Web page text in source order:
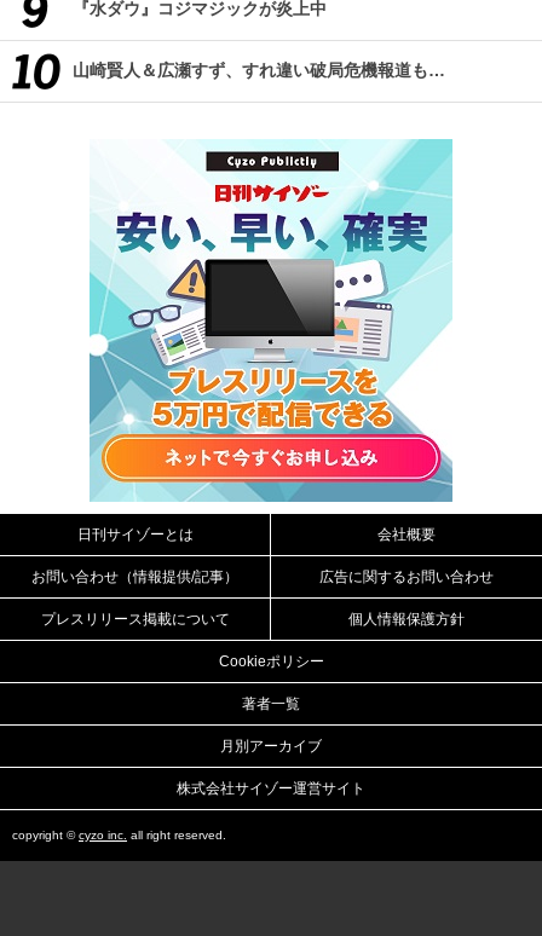
『水ダウ』コジマジックが炎上中
山崎賢人＆広瀬すず、すれ違い破局危機報道も…
日刊サイゾーとは 会社概要
お問い合わせ（情報提供/記事） 広告に関するお問い合わせ
プレスリリース掲載について 個人情報保護方針
Cookieポリシー
著者一覧
月別アーカイブ
株式会社サイゾー運営サイト
copyright ©cyzo inc. all right reserved.